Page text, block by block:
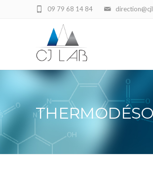
09 79 68 14 84